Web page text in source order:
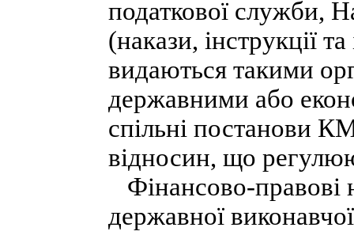
податкової служби,
(накази, інструкції
видаються такими
державними або
спільні постанови
відносин, що
Фінансово-правові
державної